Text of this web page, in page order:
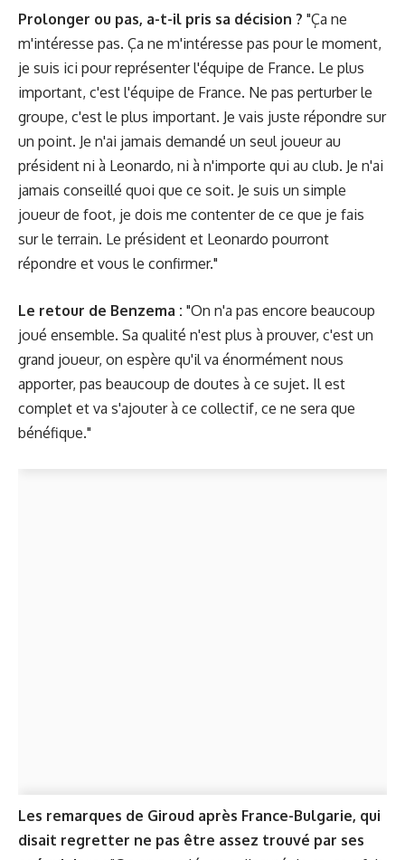
Prolonger ou pas, a-t-il pris sa décision ? "Ça ne
m'intéresse pas. Ça ne m'intéresse pas pour le moment,
je suis ici pour représenter l'équipe de France. Le plus
important, c'est l'équipe de France. Ne pas perturber le
groupe, c'est le plus important. Je vais juste répondre sur
un point. Je n'ai jamais demandé un seul joueur au
président ni à Leonardo, ni à n'importe qui au club. Je n'ai
jamais conseillé quoi que ce soit. Je suis un simple
joueur de foot, je dois me contenter de ce que je fais
sur le terrain. Le président et Leonardo pourront
répondre et vous le confirmer."
Le retour de Benzema : "On n'a pas encore beaucoup
joué ensemble. Sa qualité n'est plus à prouver, c'est un
grand joueur, on espère qu'il va énormément nous
apporter, pas beaucoup de doutes à ce sujet. Il est
complet et va s'ajouter à ce collectif, ce ne sera que
bénéfique."
Les remarques de Giroud après France-Bulgarie, qui
disait regretter ne pas être assez trouvé par ses